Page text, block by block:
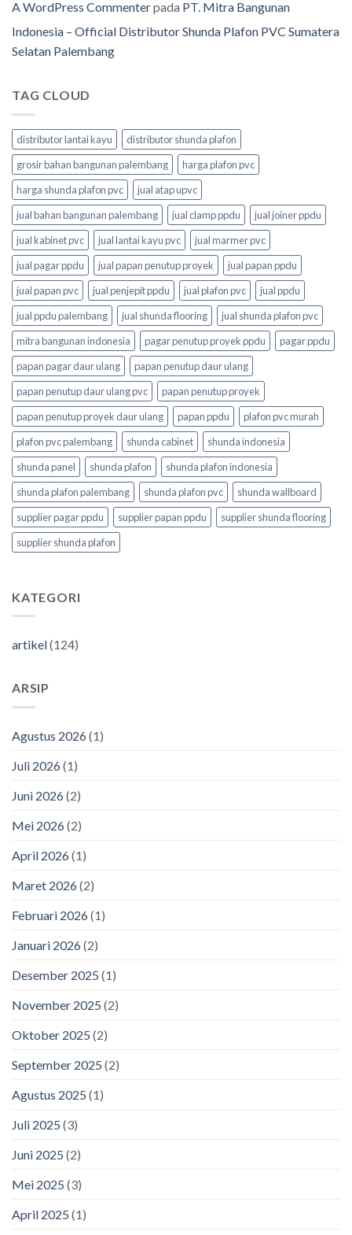
A WordPress Commenterpada PT. Mitra Bangunan
Indonesia – Official Distributor Shunda Plafon PVC Sumatera
Selatan Palembang
TAG CLOUD
distributor lantai kayu
distributor shunda plafon
grosir bahan bangunan palembang
harga plafon pvc
harga shunda plafon pvc
jual atap upvc
jual bahan bangunan palembang
jual clamp ppdu
jual joiner ppdu
jual kabinet pvc
jual lantai kayu pvc
jual marmer pvc
jual pagar ppdu
jual papan penutup proyek
jual papan ppdu
jual papan pvc
jual penjepit ppdu jual plafon pvc
jual ppdu
jual ppdu palembang
jual shunda flooring
jual shunda plafon pvc
mitra bangunan indonesia
pagar penutup proyek ppdu
pagar ppdu
papan pagar daur ulang
papan penutup daur ulang
papan penutup daur ulang pvc
papan penutup proyek
papan penutup proyek daur ulang
papan ppdu
plafon pvc murah
plafon pvc palembang
shunda cabinet
shunda indonesia
shunda panel
shunda plafon
shunda plafon indonesia
shunda plafon palembang
shunda plafon pvc
shunda wallboard
supplier pagar ppdu
supplier papan ppdu
supplier shunda flooring
supplier shunda plafon
KATEGORI
artikel(124)
ARSIP
Agustus 2026(1)
Juli 2026(1)
Juni 2026(2)
Mei 2026(2)
April 2026(1)
Maret 2026(2)
Februari 2026(1)
Januari 2026(2)
Desember 2025 (1)
November 2025 (2)
Oktober 2025 (2)
September 2025 (2)
Agustus 2025 (1)
Juli 2025 (3)
Juni 2025 (2)
Mei 2025 (3)
April 2025 (1)